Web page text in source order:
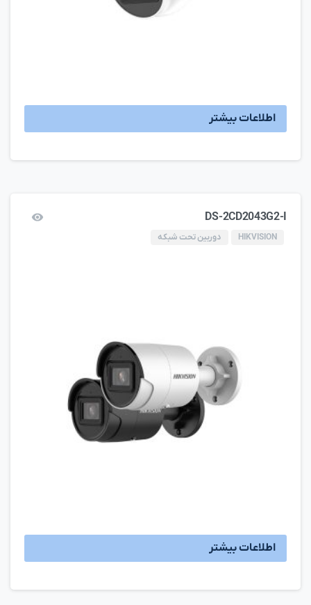
اطلاعات بیشتر
DS-2CD2043G2-I
HIKVISION دوربین تحت شبکه
اطلاعات بیشتر